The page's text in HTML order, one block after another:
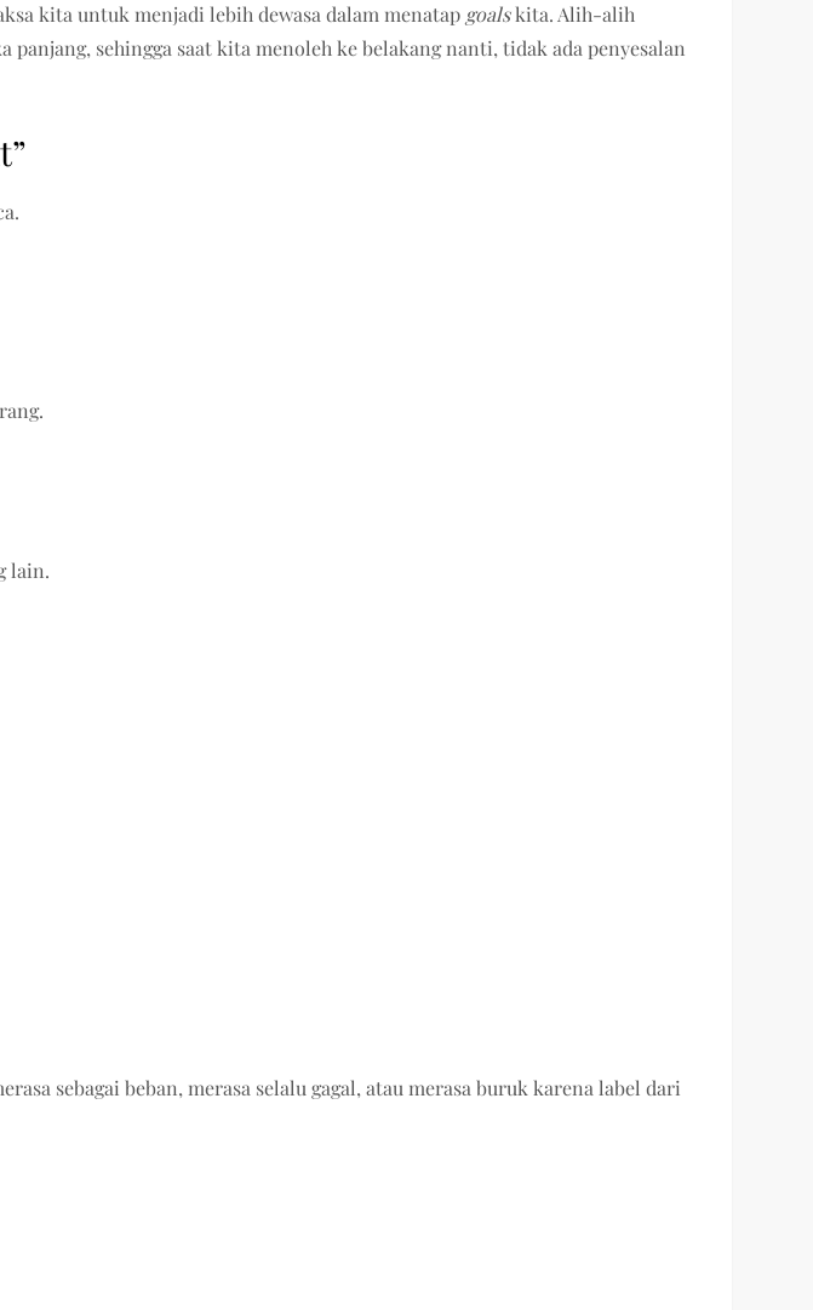
kita untuk menjadi lebih dewasa dalam menatap goalskita. Alih-alih
sehingga saat kita menoleh ke belakang nanti, tidak ada penyesalan
lain.
sebagai beban, merasa selalu gagal, atau merasa buruk karena label dari